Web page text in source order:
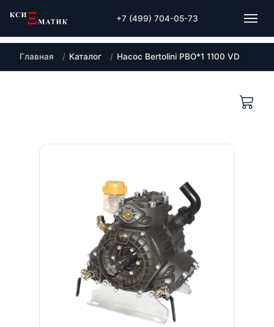
+7 (499) 704-05-73
Главная Каталог Насос Bertolini PBO*1 1100 VD